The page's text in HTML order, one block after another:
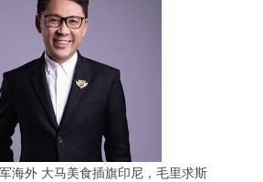
海外 大马美食插旗印尼，毛里求斯